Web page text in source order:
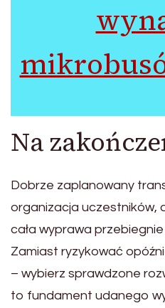
Na
Dobrze zaplanowany
organizacja uczestników,
cała wyprawa przebiegnie
Zamiast ryzykować
– wybierz sprawdzone
to fundament udanego